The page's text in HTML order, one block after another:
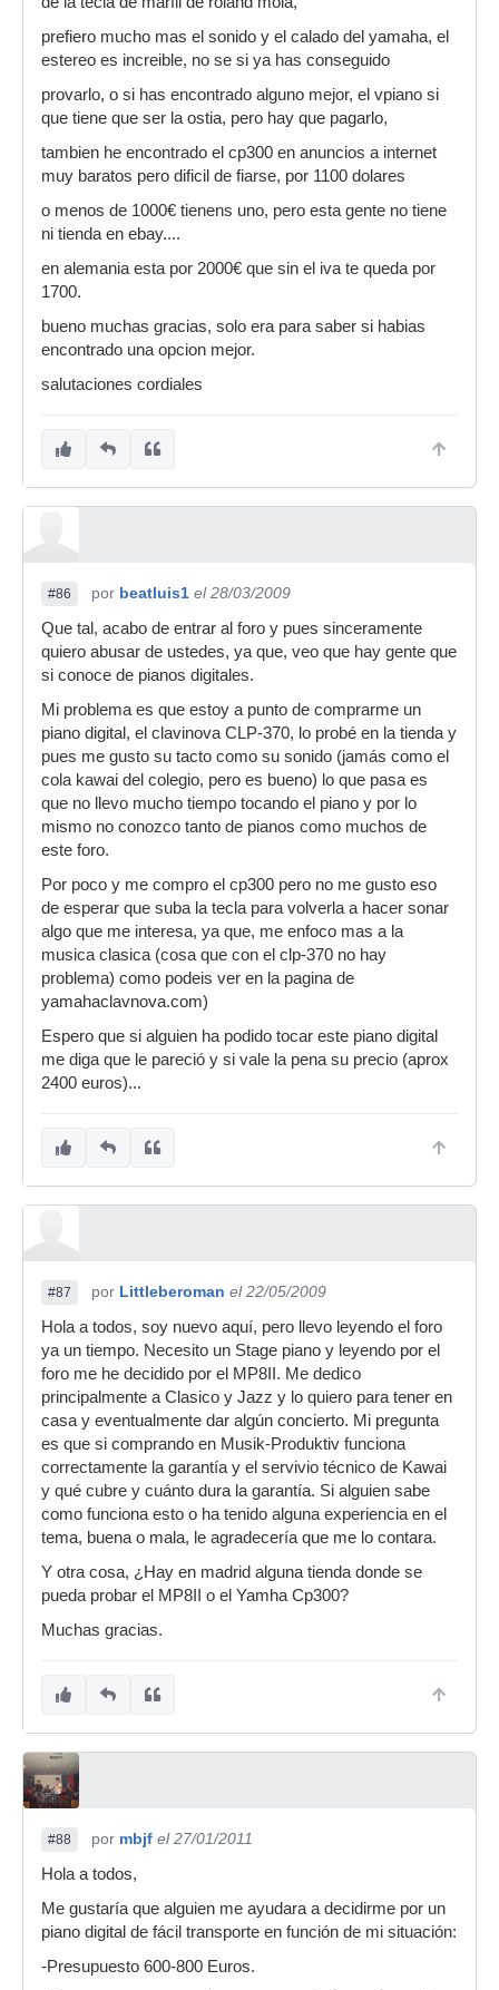
interno, el parámetro harmonics), como
parámetros generales (curva de pulsación) como
el EQ general de 5 bandas accesible
directamente. Sin embargo, el sonido que
produce a los oídos del intérprete parece más un
sonido de piano grabado en un disco (con sus
efectos, reverberación, etc.) que el sonido
directo de un piano real. Aunque no tuve mucho
general suena mejor este piano de Yamaha (al
menos off-the-box).
Los demás sonidos son aprovechables en
y los pianos eléctricos y solo pasables las
cuerdas, coros, y los sonidos XG (al menos
son todos mono).
bien con bastante potencia, y generan la
de plástico, las teclas negras tienen una
ligerísima "rugosidad" que dan la sensación de
ser de madera. El teclado no es duro y es fácil
tocar casi cualquier cosa. No tiene mala
foro, las teclas no suenan hasta que se han
pulsado casi completamente, por lo que me
imagino que después de tocar en este teclado
resultará algo complicado hacer pianíssimos en
un piano real donde basta con rozar las teclas
para conseguir este sonido. Las repeticiones
rápidas sobre la misma tecla se pueden hacer
pero siempre que no sea pianissimo ya que no
hay doble escape (no produce sonido teniendo
pulsada media tecla).
Tendría que volver a darle una vuelta al MP8
para compararlo bien.
parece sencillo adaptarlo a lo que cada uno
busca dentro de ciertos límites. Tiene un poco de
todo: sonidos aceptables, altavoces, control midi,
para moverlo).
desafinadas, o con mucho acoplamiento entre
reverb o efectos y todo ello sin tocar un solo
ajuste...
:
La impresión general que me ha dado es que
Yamaha ha intentado posicionar estos teclados
para que coincidan de cierta manera con la
gama interna propia (P-250, P-90) pero sobre
todo para que compitan directamente con el
MP4 y MP8 que por lo que se lee en este foro
deben ser para Yamaha sus más fieros
Parece que va a ser difícil tomar una decisión ya
teclado de madera del MP8, ambos juguetes
Saludos
prefiero mucho mas el sonido y el calado del yamaha, el
estereo es increible, no se si ya has conseguido
provarlo, o si has encontrado alguno mejor, el vpiano si
que tiene que ser la ostia, pero hay que pagarlo,
tambien he encontrado el cp300 en anuncios a internet
muy baratos pero dificil de fiarse, por 1100 dolares
o menos de 1000€ tienens uno, pero esta gente no tiene
ni tienda en ebay....
en alemania esta por 2000€ que sin el iva te queda por
1700.
bueno muchas gracias, solo era para saber si habias
encontrado una opcion mejor.
salutaciones cordiales
#86 por beatluis1 el 28/03/2009
Que tal, acabo de entrar al foro y pues sinceramente
quiero abusar de ustedes, ya que, veo que hay gente que
si conoce de pianos digitales.
Mi problema es que estoy a punto de comprarme un
piano digital, el clavinova CLP-370, lo probé en la tienda y
pues me gusto su tacto como su sonido (jamás como el
cola kawai del colegio, pero es bueno) lo que pasa es
que no llevo mucho tiempo tocando el piano y por lo
mismo no conozco tanto de pianos como muchos de
este foro.
Por poco y me compro el cp300 pero no me gusto eso
de esperar que suba la tecla para volverla a hacer sonar
algo que me interesa, ya que, me enfoco mas a la
musica clasica (cosa que con el clp-370 no hay
problema) como podeis ver en la pagina de
yamahaclavnova.com)
Espero que si alguien ha podido tocar este piano digital
me diga que le pareció y si vale la pena su precio (aprox
2400 euros)...
#87 por Littleberoman el 22/05/2009
Hola a todos, soy nuevo aquí, pero llevo leyendo el foro
ya un tiempo. Necesito un Stage piano y leyendo por el
foro me he decidido por el MP8II. Me dedico
principalmente a Clasico y Jazz y lo quiero para tener en
casa y eventualmente dar algún concierto. Mi pregunta
es que si comprando en Musik-Produktiv funciona
correctamente la garantía y el servivio técnico de Kawai
y qué cubre y cuánto dura la garantía. Si alguien sabe
como funciona esto o ha tenido alguna experiencia en el
tema, buena o mala, le agradecería que me lo contara.
Y otra cosa, ¿Hay en madrid alguna tienda donde se
pueda probar el MP8II o el Yamha Cp300?
Muchas gracias.
#88 por mbjf el 27/01/2011
Hola a todos,
Me gustaría que alguien me ayudara a decidirme por un
piano digital de fácil transporte en función de mi situación:
-Presupuesto 600-800 Euros.